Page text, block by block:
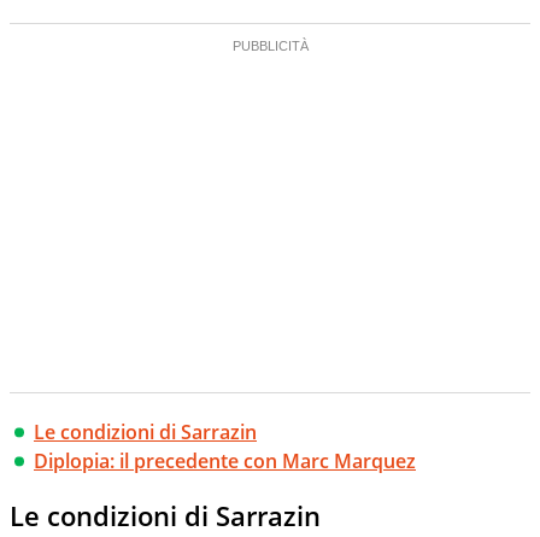
Le condizioni di Sarrazin
Diplopia: il precedente con Marc Marquez
Le condizioni di Sarrazin